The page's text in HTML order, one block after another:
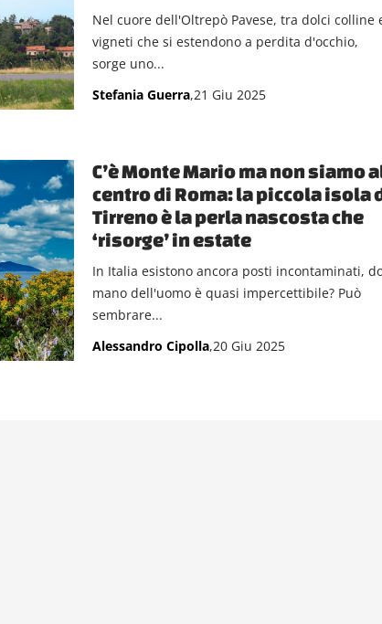
Nel cuore dell'Oltrepò Pavese, tra dolci colline
vigneti che si estendono a perdita d'occhio,
sorge uno...
Stefania Guerra,21 Giu 2025
C’è Monte Mario ma non siamo
centro di Roma: la piccola isola
Tirreno è la perla nascosta che
‘risorge’ in estate
In Italia esistono ancora posti incontaminati,
mano dell'uomo è quasi impercettibile? Può
sembrare...
Alessandro Cipolla,20 Giu 2025